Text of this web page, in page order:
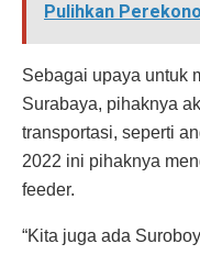
Pulihkan
Sebagai upaya untuk
Surabaya, pihaknya
transportasi, seperti
2022 ini pihaknya
feeder.
“Kita juga ada